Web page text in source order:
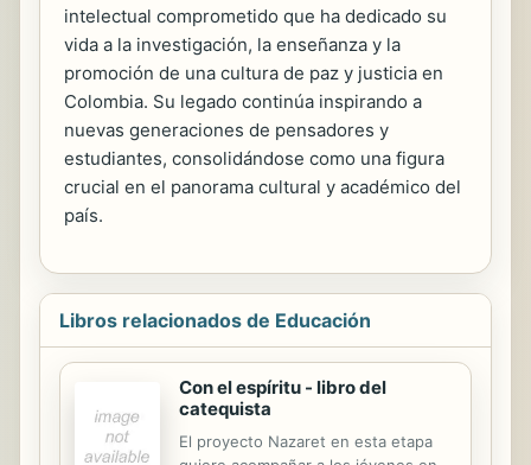
intelectual comprometido que ha dedicado su
vida a la investigación, la enseñanza y la
promoción de una cultura de paz y justicia en
Colombia. Su legado continúa inspirando a
nuevas generaciones de pensadores y
estudiantes, consolidándose como una figura
crucial en el panorama cultural y académico del
país.
Libros relacionados de Educación
Con el espíritu - libro del
catequista
El proyecto Nazaret en esta etapa